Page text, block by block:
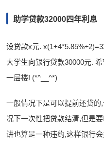
助学贷款32000四年利息
设贷款x元.
大学生向银行贷款30000元.
一层楼! (*^__^*)
一般情况下是可以提前还贷
况下一次性把贷款结清,但是
讲也算是一种违约,这样银行